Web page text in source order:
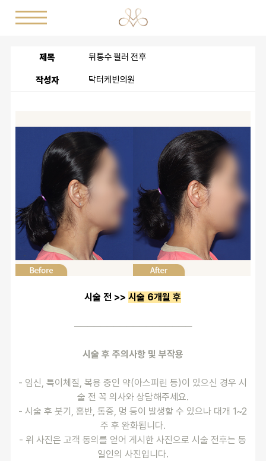
제목 뒤통수 필러 전후
작성자 닥터케빈의원
시술 전 >> 시술 6개월 후
──────────────────
시술 후 주의사항 및 부작용
- 임신, 특이체질, 복용 중인 약(아스피린 등)이 있으신 경우 시
술 전 꼭 의사와 상담해주세요.
- 시술 후 붓기, 홍반, 통증, 멍 등이 발생할 수 있으나 대개 1~2
주 후 완화됩니다.
- 위 사진은 고객 동의를 얻어 게시한 사진으로 시술 전후는 동
일인의 사진입니다.